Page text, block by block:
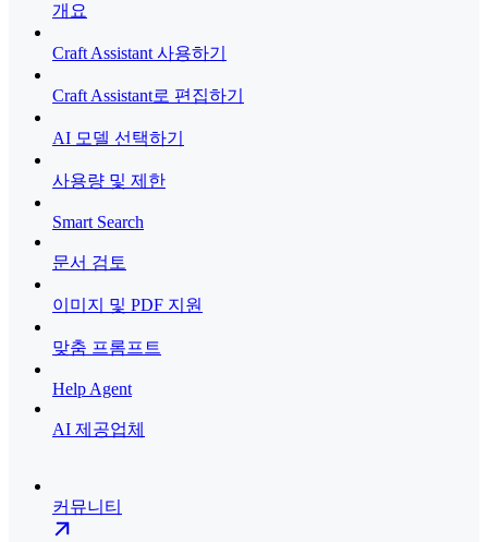
개요
Craft Assistant 사용하기
Craft Assistant로 편집하기
AI 모델 선택하기
사용량 및 제한
Smart Search
문서 검토
이미지 및 PDF 지원
맞춤 프롬프트
Help Agent
AI 제공업체
커뮤니티